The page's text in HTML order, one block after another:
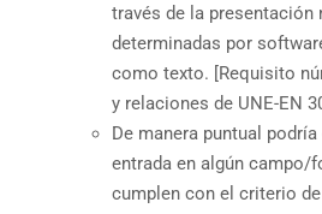
través de la presentación
determinadas por
como texto. [Requisito
y relaciones de UNE-EN
De manera puntual
entrada en algún campo/
cumplen con el criterio